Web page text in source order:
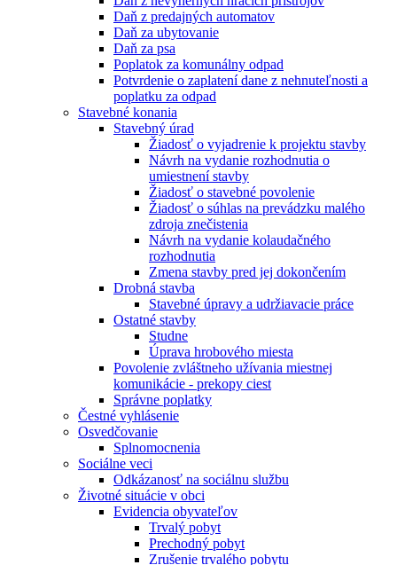
Daň z predajných automatov
Daň za ubytovanie
Daň za psa
Poplatok za komunálny odpad
Potvrdenie o zaplatení dane z nehnuteľnosti a
poplatku za odpad
Stavebné konania
Stavebný úrad
Žiadosť o vyjadrenie k projektu stavby
Návrh na vydanie rozhodnutia o
umiestnení stavby
Žiadosť o stavebné povolenie
Žiadosť o súhlas na prevádzku malého
zdroja znečistenia
Návrh na vydanie kolaudačného
rozhodnutia
Zmena stavby pred jej dokončením
Drobná stavba
Stavebné úpravy a udržiavacie práce
Ostatné stavby
Studne
Úprava hrobového miesta
Povolenie zvláštneho užívania miestnej
komunikácie - prekopy ciest
Správne poplatky
Čestné vyhlásenie
Osvedčovanie
Splnomocnenia
Sociálne veci
Odkázanosť na sociálnu službu
Životné situácie v obci
Evidencia obyvateľov
Trvalý pobyt
Prechodný pobyt
Zrušenie trvalého pobytu